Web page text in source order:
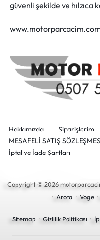
güvenli şekilde ve hılzıca
www.motorparcacim.com
Hakkımızda Siparişlerim
MESAFELİ SATIŞ
İptal ve İade Şartları
Copyright © 2026
· Arora · Voge·
Sitemap · Gizlilik Politikası ·